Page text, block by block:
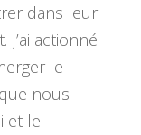
dans leur
actionné
le
nous
et le